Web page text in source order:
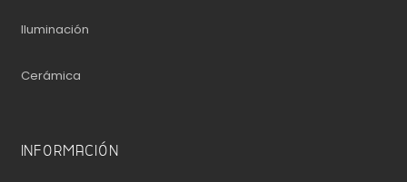
Iluminación
Cerámica
INFORMACIÓN